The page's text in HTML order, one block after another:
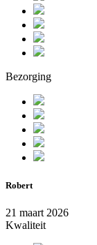
Bezorging
Robert
21 maart 2026
Kwaliteit